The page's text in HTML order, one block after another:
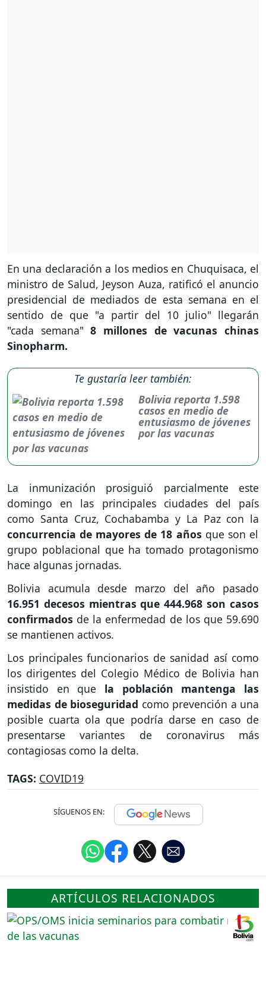
En una declaración a los medios en Chuquisaca, el
ministro de Salud, Jeyson Auza, ratificó el anuncio
presidencial de mediados de esta semana en el
sentido de que "a partir del 10 julio" llegarán
"cada semana" 8 millones de vacunas chinas
Sinopharm.
Te gustaría leer también:
Bolivia reporta 1.598
casos en medio de
entusiasmo de jóvenes
por las vacunas
La inmunización prosiguió parcialmente este
domingo en las principales ciudades del país
como Santa Cruz, Cochabamba y La Paz con la
concurrencia de mayores de 18 años que son el
grupo poblacional que ha tomado protagonismo
hace algunas jornadas.
Bolivia acumula desde marzo del año pasado
16.951 decesos mientras que 444.968 son casos
confirmados de la enfermedad de los que 59.690
se mantienen activos.
Los principales funcionarios de sanidad así como
los dirigentes del Colegio Médico de Bolivia han
insistido en que la población mantenga las
medidas de bioseguridad como prevención a una
posible cuarta ola que podría darse en caso de
presentarse variantes de coronavirus más
contagiosas como la delta.
TAGS: COVID19
SÍGUENOS EN:
ARTÍCULOS RELACIONADOS